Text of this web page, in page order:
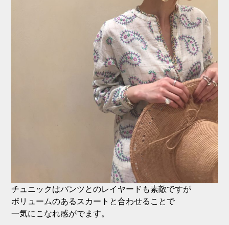
チュニックはパンツとのレイヤードも素敵ですが
ボリュームのあるスカートと合わせることで
一気にこなれ感がでます。